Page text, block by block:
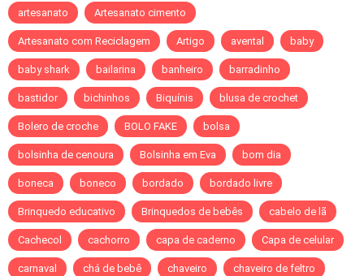
artesanato Artesanato cimento
Artesanato com Reciclagem Artigo avental baby
baby shark bailarina banheiro barradinho
bastidor bichinhos Biquínis blusa de crochet
Bolero de croche BOLO FAKE bolsa
bolsinha de cenoura Bolsinha em Eva bom dia
boneca boneco bordado bordado livre
Brinquedo educativo Brinquedos de bebês cabelo de lã
Cachecol cachorro capa de caderno Capa de celular
carnaval chá de bebê chaveiro chaveiro de feltro